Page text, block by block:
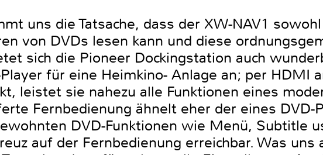
uns die Tatsache, dass der XW-NAV1
von DVDs lesen kann und diese
sich die Pioneer Dockingstation auch
für eine Heimkino- Anlage an; per HDMI
leistet sie nahezu alle Funktionen eines
Fernbedienung ähnelt eher der eines DVD-
DVD-Funktionen wie Menü, Subtitle
auf der Fernbedienung erreichbar. Was uns